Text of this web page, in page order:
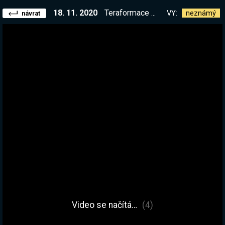
návrat 18. 11. 2020 Teraformace Marsu! 2 týdny před vydáním hry || !balik || !list VY: neznámý
Video se načítá… (4)